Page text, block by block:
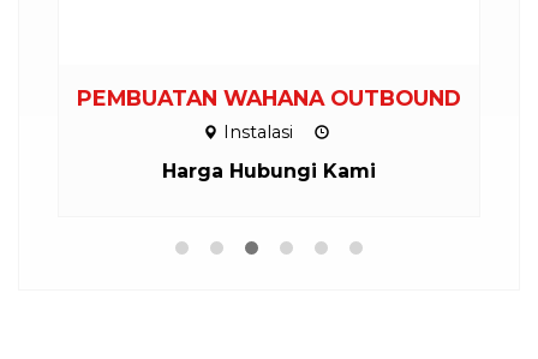
PEMBUATAN WAHANA OUTBOUND
Instalasi
Harga Hubungi Kami